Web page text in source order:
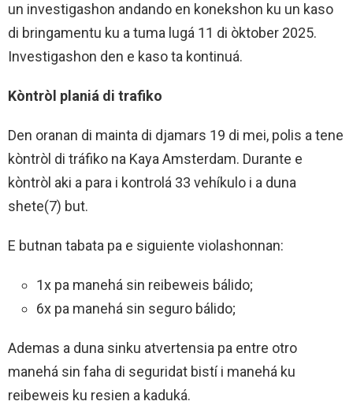
un investigashon andando en konekshon ku un kaso
di bringamentu ku a tuma lugá 11 di òktober 2025.
Investigashon den e kaso ta kontinuá.
Kòntròl planiá di trafiko
Den oranan di mainta di djamars 19 di mei, polis a tene
kòntròl di tráfiko na Kaya Amsterdam. Durante e
kòntròl aki a para i kontrolá 33 vehíkulo i a duna
shete(7) but.
E butnan tabata pa e siguiente violashonnan:
1x pa manehá sin reibeweis bálido;
6x pa manehá sin seguro bálido;
Ademas a duna sinku atvertensia pa entre otro
manehá sin faha di seguridat bistí i manehá ku
reibeweis ku resien a kaduká.